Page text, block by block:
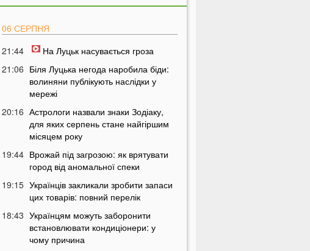
06 СЕРПНЯ
21:44
На Луцьк насувається гроза
21:06 Біля Луцька негода наробила біди:
волиняни публікують наслідки у
мережі
20:16 Астрологи назвали знаки Зодіаку,
для яких серпень стане найгіршим
місяцем року
19:44 Врожай під загрозою: як врятувати
город від аномальної спеки
19:15 Українців закликали зробити запаси
цих товарів: повний перелік
18:43 Українцям можуть заборонити
встановлювати кондиціонери: у
чому причина